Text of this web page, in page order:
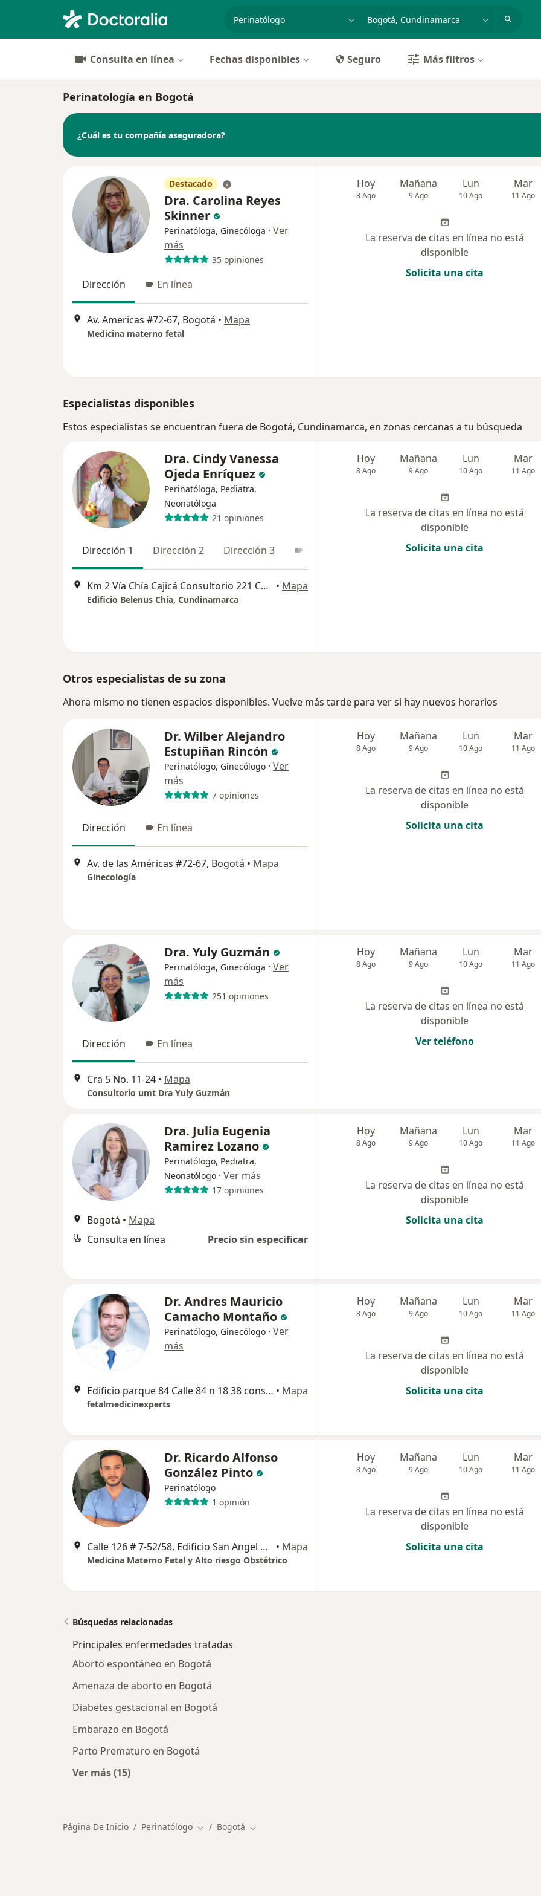
especialidad, enfermedad o nombre
p. ej. Bogotá
Consulta en línea Fechas disponibles Seguro Más filtros
Perinatología en Bogotá
¿Cuál es tu compañía aseguradora?
Destacado
Dra. Carolina Reyes
Skinner
Perinatóloga, Ginecóloga · Ver
más
35 opiniones
Dirección En línea
Av. Americas #72-67, Bogotá • Mapa
Medicina materno fetal
Hoy
8 Ago
Mañana
9 Ago
Lun
10 Ago
Mar
11 Ago
La reserva de citas en línea no está
disponible
Solicita una cita
Especialistas disponibles
Estos especialistas se encuentran fuera de Bogotá, Cundinamarca, en zonas cercanas a tu búsqueda
Dra. Cindy Vanessa
Ojeda Enríquez
Perinatóloga, Pediatra,
Neonatóloga
21 opiniones
Dirección 1 Dirección 2 Dirección 3
Km 2 Vía Chía Cajicá Consultorio 221 Costado Occidental, Frente al Centro Comercial Fontanar, Chía • Mapa
Edificio Belenus Chía, Cundinamarca
Hoy
8 Ago
Mañana
9 Ago
Lun
10 Ago
Mar
11 Ago
La reserva de citas en línea no está
disponible
Solicita una cita
Otros especialistas de su zona
Ahora mismo no tienen espacios disponibles. Vuelve más tarde para ver si hay nuevos horarios
Dr. Wilber Alejandro
Estupiñan Rincón
Perinatólogo, Ginecólogo · Ver
más
7 opiniones
Dirección En línea
Av. de las Américas #72-67, Bogotá • Mapa
Ginecología
Hoy
8 Ago
Mañana
9 Ago
Lun
10 Ago
Mar
11 Ago
La reserva de citas en línea no está
disponible
Solicita una cita
Dra. Yuly Guzmán
Perinatóloga, Ginecóloga · Ver
más
251 opiniones
Dirección En línea
Cra 5 No. 11-24 • Mapa
Consultorio umt Dra Yuly Guzmán
Hoy
8 Ago
Mañana
9 Ago
Lun
10 Ago
Mar
11 Ago
La reserva de citas en línea no está
disponible
Ver teléfono
Dra. Julia Eugenia
Ramirez Lozano
Perinatólogo, Pediatra,
Neonatólogo · Ver más
17 opiniones
Bogotá • Mapa
Consulta en línea
Precio sin especificar
Hoy
8 Ago
Mañana
9 Ago
Lun
10 Ago
Mar
11 Ago
La reserva de citas en línea no está
disponible
Solicita una cita
Dr. Andres Mauricio
Camacho Montaño
Perinatólogo, Ginecólogo · Ver
más
Edificio parque 84 Calle 84 n 18 38 consultorio 703 Justo detrás de la clínica del country, en la ciudad de Bogotá, Bogotá • Mapa
fetalmedicinexperts
Hoy
8 Ago
Mañana
9 Ago
Lun
10 Ago
Mar
11 Ago
La reserva de citas en línea no está
disponible
Solicita una cita
Dr. Ricardo Alfonso
González Pinto
Perinatólogo
1 opinión
Calle 126 # 7-52/58, Edificio San Angel Medical Center, consultorio 204., Bogotá • Mapa
Medicina Materno Fetal y Alto riesgo Obstétrico
Hoy
8 Ago
Mañana
9 Ago
Lun
10 Ago
Mar
11 Ago
La reserva de citas en línea no está
disponible
Solicita una cita
Búsquedas relacionadas
Principales enfermedades tratadas
Aborto espontáneo en Bogotá
Amenaza de aborto en Bogotá
Diabetes gestacional en Bogotá
Embarazo en Bogotá
Parto Prematuro en Bogotá
Ver más (15)
Página De Inicio Perinatólogo Cambiar de ciudad
Bogotá Cambiar de ciudad